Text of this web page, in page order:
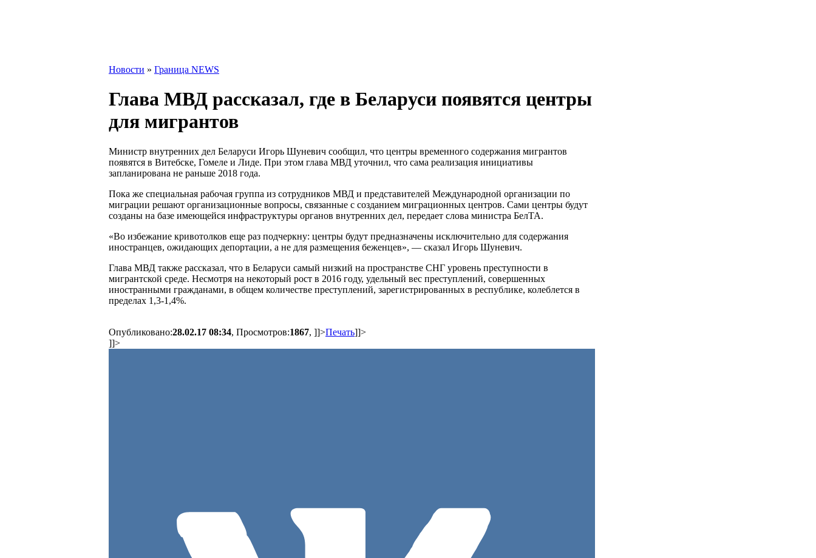
Новости » Граница NEWS
Глава МВД рассказал, где в Беларуси появятся центры
для мигрантов
Министр внутренних дел Беларуси Игорь Шуневич сообщил, что центры временного содержания мигрантов
появятся в Витебске, Гомеле и Лиде. При этом глава МВД уточнил, что сама реализация инициативы
запланирована не раньше 2018 года.
Пока же специальная рабочая группа из сотрудников МВД и представителей Международной организации по
миграции решают организационные вопросы, связанные с созданием миграционных центров. Сами центры будут
созданы на базе имеющейся инфраструктуры органов внутренних дел, передает слова министра БелТА.
«Во избежание кривотолков еще раз подчеркну: центры будут предназначены исключительно для содержания
иностранцев, ожидающих депортации, а не для размещения беженцев», — сказал Игорь Шуневич.
Глава МВД также рассказал, что в Беларуси самый низкий на пространстве СНГ уровень преступности в
мигрантской среде. Несмотря на некоторый рост в 2016 году, удельный вес преступлений, совершенных
иностранными гражданами, в общем количестве преступлений, зарегистрированных в республике, колеблется в
пределах 1,3-1,4%.
Опубликовано:28.02.17 08:34, Просмотров:1867, ]]>Печать]]>
]]>